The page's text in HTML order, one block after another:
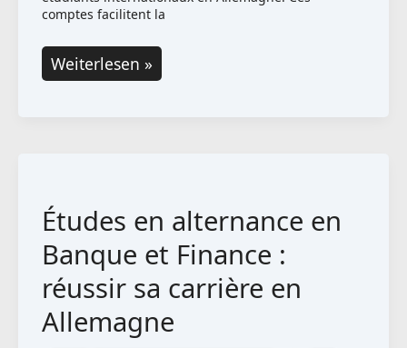
comptes facilitent la
Expatrio
propose
allemands
sans
frais
spécialement
pour
Weiterlesen »
Études en alternance en
Banque et Finance :
réussir sa carrière en
Allemagne